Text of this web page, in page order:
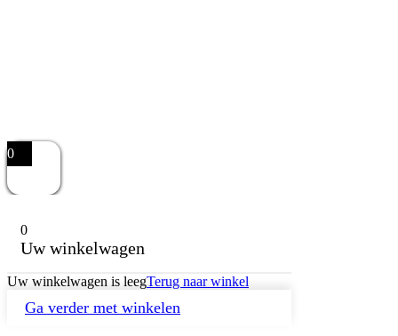
0
0
Uw winkelwagen
Uw winkelwagen is leegTerug naar winkel
Ga verder met winkelen